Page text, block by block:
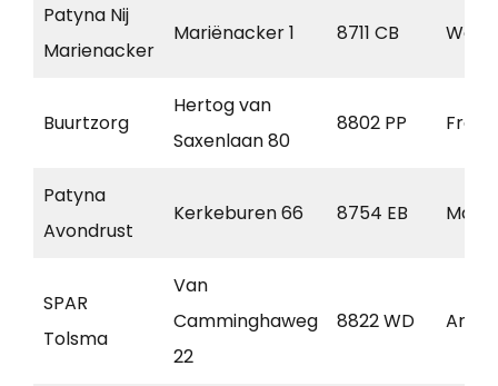
Patyna Nij
Marienacker
Mariënacker 1 8711 CB
Buurtzorg
Hertog van
Saxenlaan 80
8802 PP
Patyna
Avondrust
Kerkeburen 66 8754 EB
SPAR
Tolsma
Van
Camminghaweg
22
8822 WD Arum